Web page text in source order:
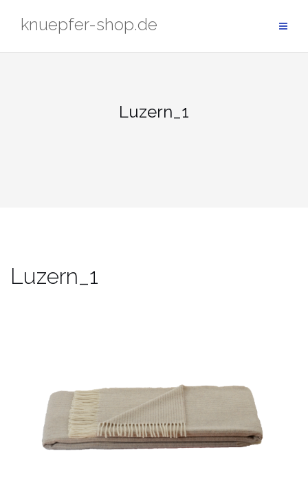
Inhaltknuepfer-shop.de
Luzern_1
Luzern_1